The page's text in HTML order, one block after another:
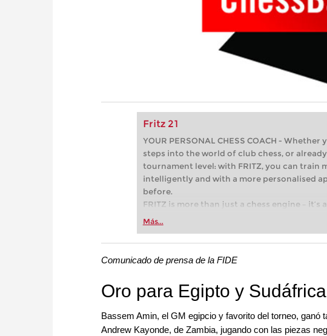
Fritz 21
YOUR PERSONAL CHESS COACH -
steps into the world of club chess, or
tournament level: with FRITZ, you can train
intelligently and with a more personalised
before.
FRITZ is more than just a chess engine –
Whether you’re taking your first steps into
more efficiently, intelligently and with a
approach than ever before.
Más...
Comunicado de prensa de la FIDE
Oro para Egipto y Sudáfrica
Bassem Amin, el GM egipcio y favorito del torneo, ganó
Andrew Kayonde, de Zambia, jugando con las piezas